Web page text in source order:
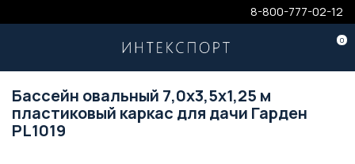
8-800-777-02-12
0
Бассейн овальный 7,0x3,5x1,25 м
пластиковый каркас для дачи Гарден
PL1019